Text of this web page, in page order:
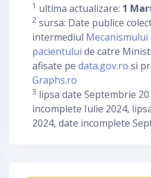
1 ultima actualizare: 1
2 sursa: Date publice
intermediul Mecanismului
pacientului de catre
afisate pe data.gov.ro si
Graphs.ro
3 lipsa date Septembrie
incomplete Iulie 2024,
2024, date incomplete